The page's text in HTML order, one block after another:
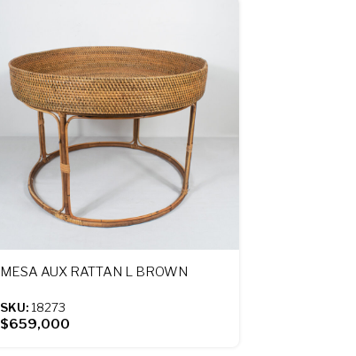
MESA AUX RATTAN L BROWN
SKU: 18273
$659,000